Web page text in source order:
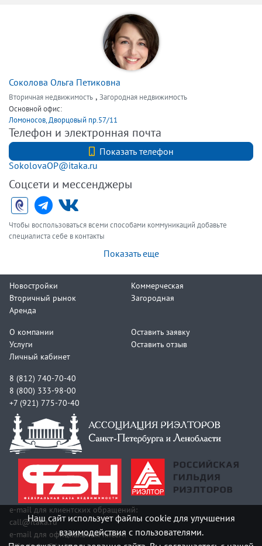
Соколова Ольга Петиковна
Вторичная недвижимость , Загородная недвижимость
Основной офис:
Ломоносов, Дворцовый пр.57/11
Телефон и электронная почта
Показать телефон
SokolovaOP@itaka.ru
Соцсети и мессенджеры
Чтобы воспользоваться всеми способами коммуникаций добавьте
специалиста себе в контакты
Показать еще
Новостройки
Вторичный рынок
Аренда
Коммерческая
Загородная
О компании
Услуги
Личный кабинет
Оставить заявку
Оставить отзыв
8 (812) 740-70-40
8 (800) 333-98-00
+7 (921) 775-70-40
e-mail для клиентских обращений:
call@itaka.ru
e-mail для официальных писем:
Наш сайт использует файлы cookie для улучшения
взаимодействия с пользователями.